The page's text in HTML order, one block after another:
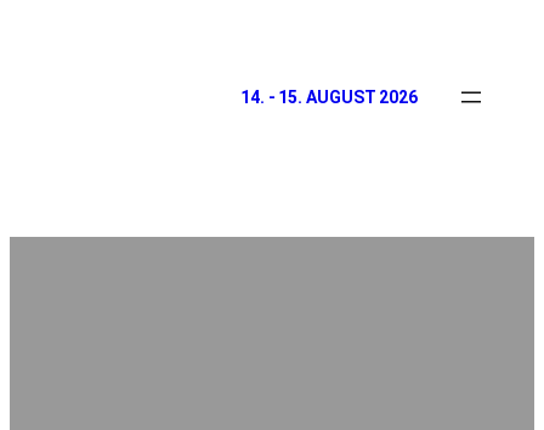
14. - 15. AUGUST 2026